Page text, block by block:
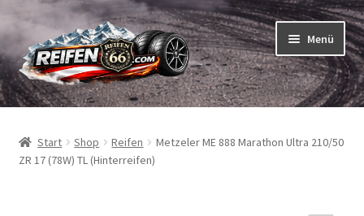
Zur
Navigation
springen
Zum
Inhalt
springen
Menü
Reifen
Schläuche
Start Shop Reifen
Metzeler ME 888 Marathon Ultra 210/50
ZR 17 (78W) TL (Hinterreifen)